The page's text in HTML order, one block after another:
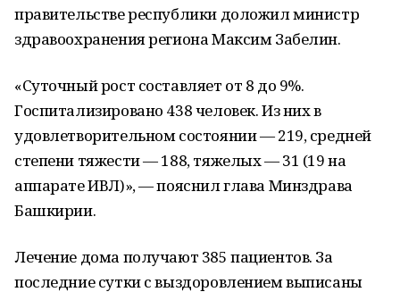
правительстве республики доложил министр
здравоохранения региона Максим Забелин.
«Суточный рост составляет от 8 до 9%.
Госпитализировано 438 человек. Из них в
удовлетворительном состоянии — 219, средней
степени тяжести — 188, тяжелых — 31 (19 на
аппарате ИВЛ)», — пояснил глава Минздрава
Башкирии.
Лечение дома получают 385 пациентов. За
последние сутки с выздоровлением выписаны